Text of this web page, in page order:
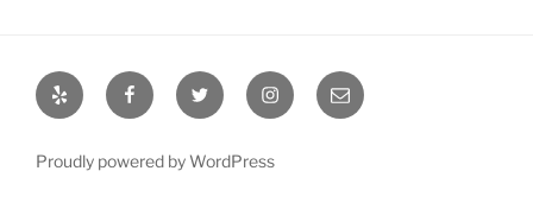
Yelp FacebookTwitter InstagramEmail
Proudly powered by WordPress